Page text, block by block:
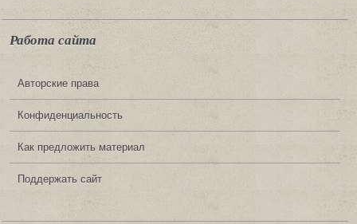
Работа сайта
Авторские права
Конфиденциальность
Как предложить материал
Поддержать сайт